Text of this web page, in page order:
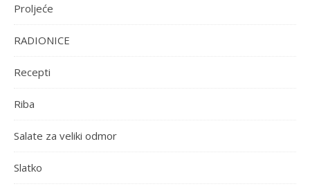
Proljeće
RADIONICE
Recepti
Riba
Salate za veliki odmor
Slatko